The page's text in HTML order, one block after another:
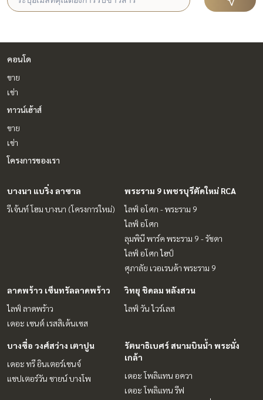
คอนโด
ขาย
เช่า
ทาวน์เฮ้าส์
ขาย
เช่า
โครงการของเรา
บางนา แบริ่ง ลาซาล
รีเจ้นท์ โฮม บางนา (โครงการใหม่)
พระราม 9 เพชรบุรีตัดใหม่ RCA
ไลฟ์ อโศก - พระราม 9
ไลฟ์ อโศก
ลุมพินี พาร์ค พระราม 9 - รัชดา
ไลฟ์ อโศก ไฮป์
ศุภาลัย เวอเรนด้า พระราม 9
ลาดพร้าว เซ็นทรัลลาดพร้าว
ไลฟ์ ลาดพร้าว
เดอะ เซนต์ เรสสิเด้นเซส
วิทยุ ชิดลม หลังสวน
ไลฟ์ วัน ไวร์เลส
บางซื่อ วงศ์สว่าง เตาปูน
เดอะ ทรี อินเตอร์เชนจ์
แชปเตอร์วัน ชายน์ บางโพ
รัตนาธิเบศร์ สนามบินน้ำ พระนั่ง
เกล้า
เดอะ โพลิแทน อควา
เดอะ โพลิแทน รีฟ